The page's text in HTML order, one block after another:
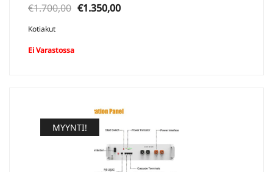
€1.700,00 Alkuperäinen
€1.350,00Nykyinen
Kotiakut
Ei Varastossa
MYYNTI!